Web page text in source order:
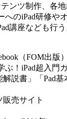
ンツ制作、各
へのiPad研修や
講座なども行
（FOM出版）
！iPad超入門
説書」「Pad基
売サイト